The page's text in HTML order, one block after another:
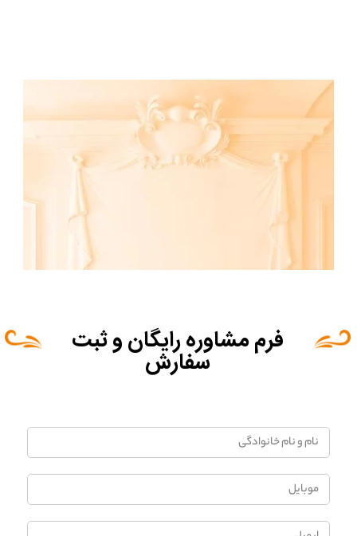
فرم مشاوره رایگان و ثبت
سفارش
نام
نام
خانوادگی
موبایل
ایمیل